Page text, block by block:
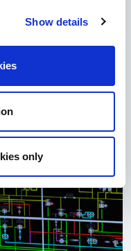
Show details
only
mayor fiabilidad,
Ver Servicios